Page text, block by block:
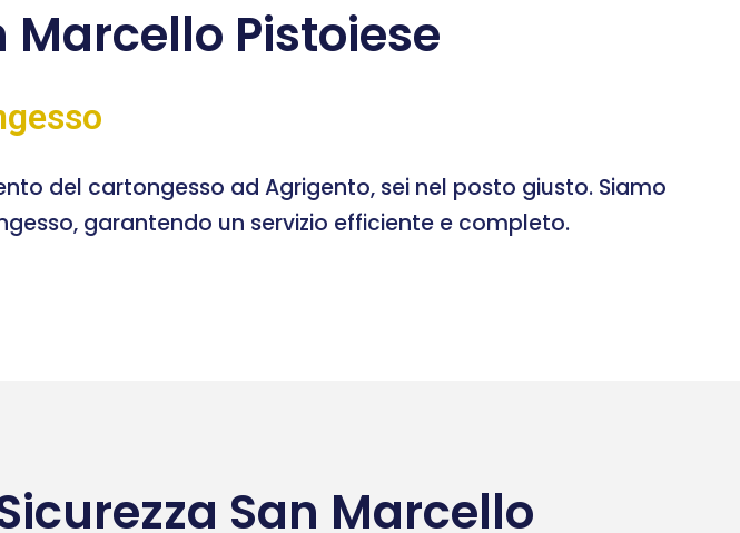
Pistoiese
del cartongesso ad Agrigento, sei nel posto giusto. Siamo
garantendo un servizio efficiente e completo.
San Marcello